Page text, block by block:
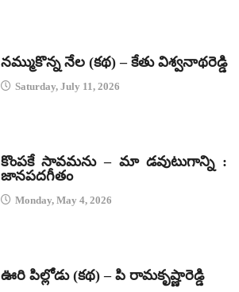
నమ్ముకొన్న నేల (కథ) – కేతు విశ్వనాథరెడ్డి
Saturday, July 11, 2026
కొంపకే సావమను – మా డవుటుగాన్ని :
జానపదగీతం
Monday, May 4, 2026
ఊరి పిల్లోడు (కథ) – పి రామకృష్ణారెడ్డి